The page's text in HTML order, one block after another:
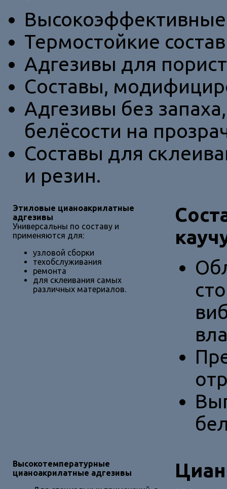
Термостойкие
Адгезивы для
Cоставы,
Адгезивы без
белёсости на
Составы для
и резин.
Этиловые цианоакрилатные
адгезивы
Универсальны по составу и
применяются для:
узловой сборки
техобслуживания
ремонта
для склеивания самых
различных материалов.
Высокотемпературные
цианоакрилатные адгезивы